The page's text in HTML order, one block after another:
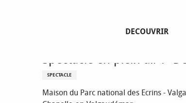
DECOUVRIR
Spectacle en plein air :
SPECTACLE
Maison du Parc national des Ecrins -